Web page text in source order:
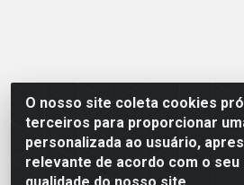
O nosso site coleta cookies
terceiros para proporcionar
personalizada ao usuário,
relevante de acordo com o
Opção Atacadista - Setor De
SN - Setor Industrial
72265-210 - CNPJ